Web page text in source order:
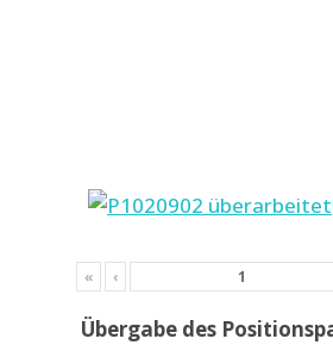
« ‹
Übergabe des